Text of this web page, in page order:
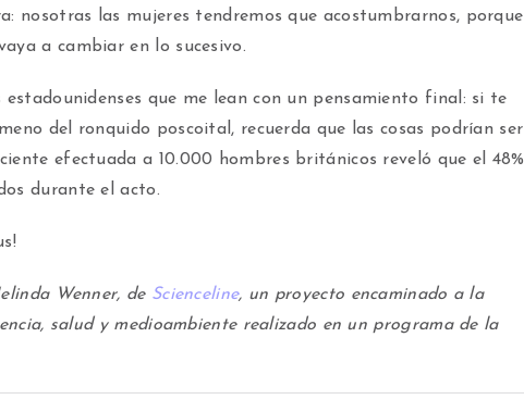
nosotras las mujeres tendremos que acostumbrarnos, porque
a cambiar en lo sucesivo.
que me lean con un pensamiento final: si te
del ronquido poscoital, recuerda que las cosas podrían ser
efectuada a 10.000 hombres británicos reveló que el 48%
durante el acto.
Wenner, de Scienceline, un proyecto encaminado a la
salud y medioambiente realizado en un programa de la